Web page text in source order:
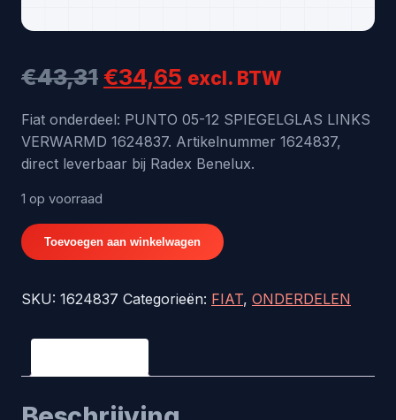
€43,31Oorspronkelijke
prijs
was:
€34,65 Huidige
prijs
is:
excl. BTW
Fiat onderdeel: PUNTO 05-12 SPIEGELGLAS LINKS
VERWARMD 1624837. Artikelnummer 1624837,
direct leverbaar bij Radex Benelux.
1 op voorraad
PUNTO
05-
SPIEGELGLAS
VERWARMD
Toevoegen aan winkelwagen
SKU: 1624837 Categorieën: FIAT, ONDERDELEN